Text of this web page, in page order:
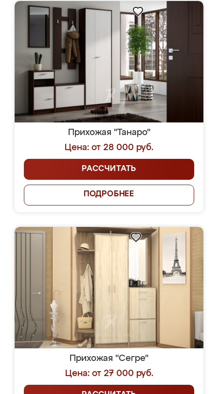
Прихожая "Танаро"
Цена: от 28 000 руб.
РАССЧИТАТЬ
ПОДРОБНЕЕ
Прихожая "Сегре"
Цена: от 27 000 руб.